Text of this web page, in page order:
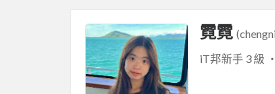
霓霓
iT邦新手 3 級